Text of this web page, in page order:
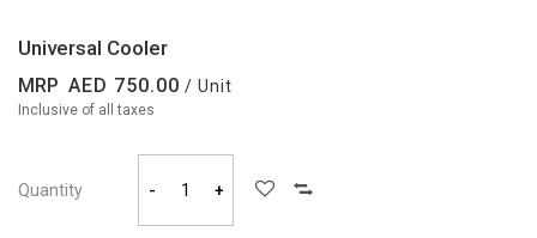
Universal Cooler
MRP 750.00 / Unit
Inclusive of all taxes
Quantity - +